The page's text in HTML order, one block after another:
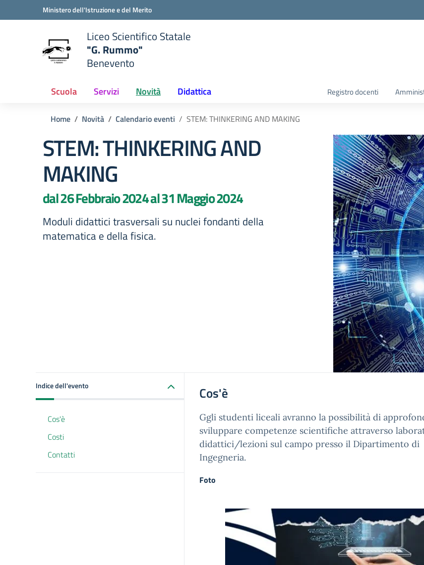
Vai ai contenuti
Vai al menu di navigazioneMinistero dell'Istruzione e del Merito
scuola
Liceo Scientifico Statale
"G. Rummo"
Benevento
Scuola Servizi Novità Didattica Registro docenti
Home Novità Calendario eventi STEM: THINKERING AND MAKING
STEM: THINKERING AND
MAKING
dal 26 Febbraio 2024 al 31 Maggio 2024
Moduli didattici trasversali su nuclei fondanti della
matematica e della fisica.
Indice dell'evento
Cos'è
Costi
Contatti
Cos'è
Ggli studenti liceali avranno la possibilità di
sviluppare competenze scientifiche attraverso
didattici/lezioni sul campo presso il Dipartimento di
Ingegneria.
Foto